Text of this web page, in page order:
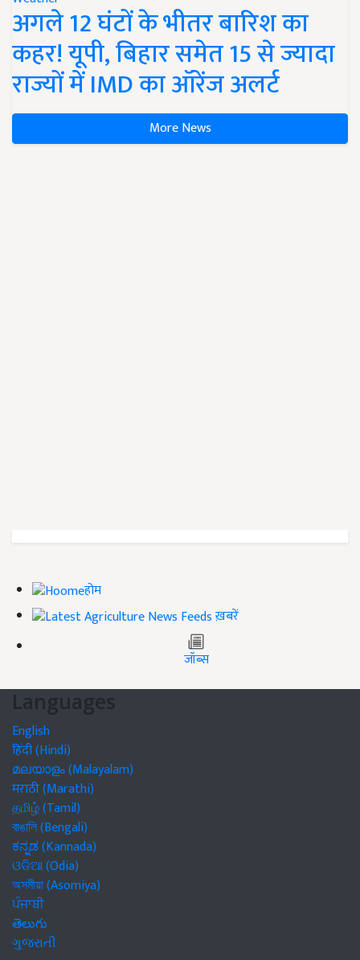
अगले 12 घंटों के भीतर बारिश का
कहर! यूपी, बिहार समेत 15 से ज्यादा
राज्यों में IMD का ऑरेंज अलर्ट
More News
होम
ख़बरें
जॉब्स
Languages
English
हिंदी (Hindi)
മലയാളം (Malayalam)
मराठी (Marathi)
தமிழ் (Tamil)
বাঙালি (Bengali)
ಕನ್ನಡ (Kannada)
ଓଡିଆ (Odia)
অসমীয়া (Asomiya)
ਪੰਜਾਬੀ
తెలుగు
ગુજરાતી